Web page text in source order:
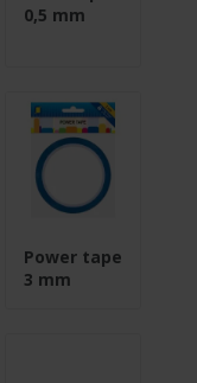
0,5 mm
Power tape
3 mm